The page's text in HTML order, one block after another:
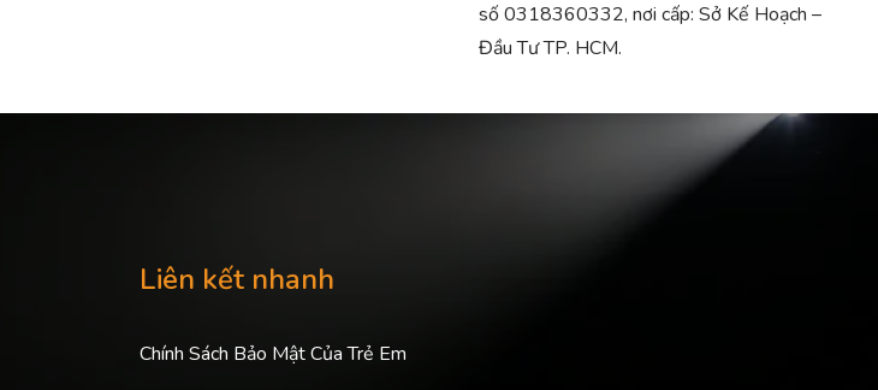
số 0318360332, nơi cấp: Sở Kế Hoạch –
Đầu Tư TP. HCM.
Liên kết nhanh
Chính Sách Bảo Mật Của Trẻ Em